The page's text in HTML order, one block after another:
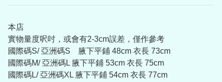
本店
實物量度呎吋，或會有2-3cm誤差，僅作參考
國際碼S/ 亞洲碼S 腋下平鋪 48cm 衣長 73cm
國際碼M/ 亞洲碼L 腋下平鋪 53cm 衣長 75cm
國際碼L/ 亞洲碼XL 腋下平鋪 54cm 衣長 77cm